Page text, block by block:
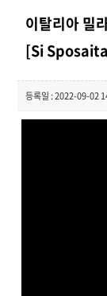
이탈리아 밀
[Si
등록일 : 2022-09-02